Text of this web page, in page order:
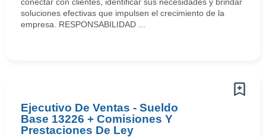
soluciones efectivas que impulsen el crecimiento de la
empresa. RESPONSABILIDAD ...
Ejecutivo De Ventas - Sueldo
Base 13226 + Comisiones Y
Prestaciones De Ley